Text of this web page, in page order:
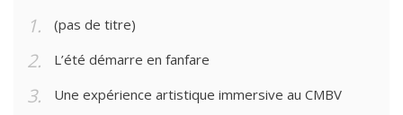
(pas de titre)
L’été démarre en fanfare
Une expérience artistique immersive au CMBV